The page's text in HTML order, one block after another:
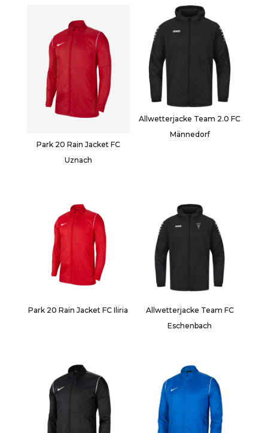
Park 20 Rain Jacket FC
Uznach
Allwetterjacke Team 2.0 FC
Männedorf
Park 20 Rain Jacket FC Iliria
Allwetterjacke Team FC
Eschenbach